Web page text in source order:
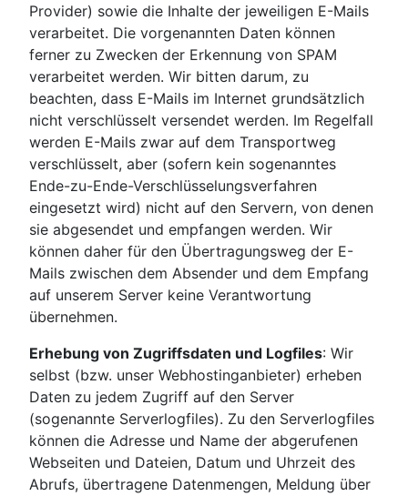
Provider) sowie die Inhalte der jeweiligen E-Mails
verarbeitet. Die vorgenannten Daten können
ferner zu Zwecken der Erkennung von SPAM
verarbeitet werden. Wir bitten darum, zu
beachten, dass E-Mails im Internet grundsätzlich
nicht verschlüsselt versendet werden. Im Regelfall
werden E-Mails zwar auf dem Transportweg
verschlüsselt, aber (sofern kein sogenanntes
Ende-zu-Ende-Verschlüsselungsverfahren
eingesetzt wird) nicht auf den Servern, von denen
sie abgesendet und empfangen werden. Wir
können daher für den Übertragungsweg der E-
Mails zwischen dem Absender und dem Empfang
auf unserem Server keine Verantwortung
übernehmen.
Erhebung von Zugriffsdaten und Logfiles: Wir
selbst (bzw. unser Webhostinganbieter) erheben
Daten zu jedem Zugriff auf den Server
(sogenannte Serverlogfiles). Zu den Serverlogfiles
können die Adresse und Name der abgerufenen
Webseiten und Dateien, Datum und Uhrzeit des
Abrufs, übertragene Datenmengen, Meldung über